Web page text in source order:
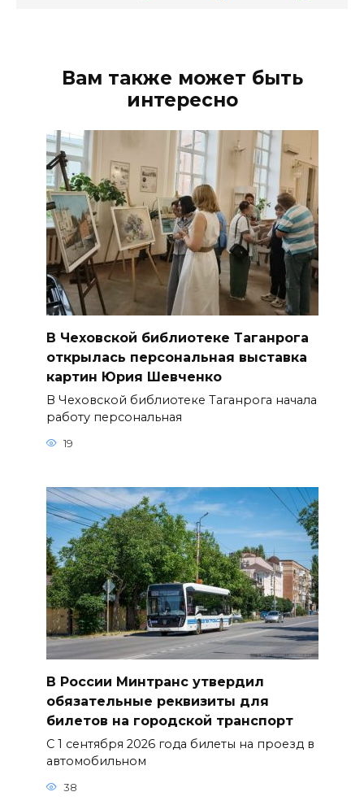
Вам также может быть
интересно
В Чеховской библиотеке Таганрога
открылась персональная выставка
картин Юрия Шевченко
В Чеховской библиотеке Таганрога начала
работу персональная
19
В России Минтранс утвердил
обязательные реквизиты для
билетов на городской транспорт
С 1 сентября 2026 года билеты на проезд в
автомобильном
38